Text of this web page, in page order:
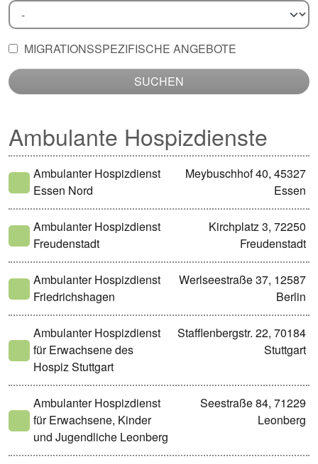
MIGRATIONSSPEZIFISCHE ANGEBOTE
SUCHEN
Ambulante Hospizdienste
Ambulanter Hospizdienst
Essen Nord
Meybuschhof 40, 45327
Essen
Ambulanter Hospizdienst
Freudenstadt
Kirchplatz 3, 72250
Freudenstadt
Ambulanter Hospizdienst
Friedrichshagen
Werlseestraße 37, 12587
Berlin
Ambulanter Hospizdienst
für Erwachsene des
Hospiz Stuttgart
Stafflenbergstr. 22, 70184
Stuttgart
Ambulanter Hospizdienst
für Erwachsene, Kinder
und Jugendliche Leonberg
Seestraße 84, 71229
Leonberg